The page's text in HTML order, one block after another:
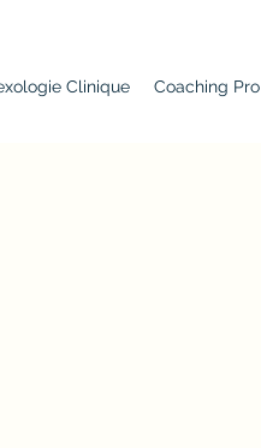
Clinique Coaching Pro